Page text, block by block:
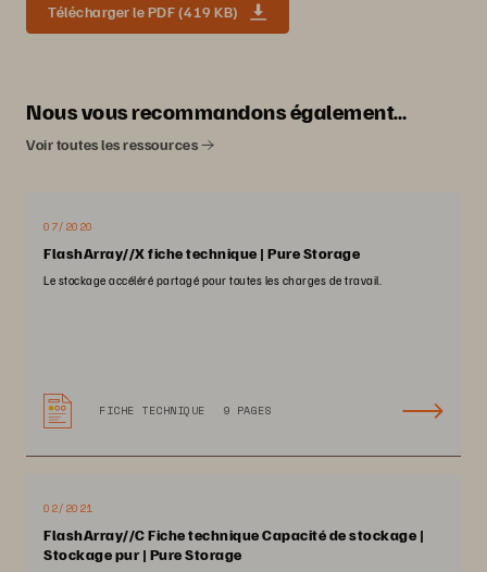
Télécharger le PDF (419 KB)
Nous vous recommandons également…
Voir toutes les ressources
07/2020
FlashArray//X fiche technique | Pure Storage
Le stockage accéléré partagé pour toutes les charges de travail.
FICHE TECHNIQUE 9 PAGES
02/2021
FlashArray//C Fiche technique Capacité de stockage |
Stockage pur | Pure Storage